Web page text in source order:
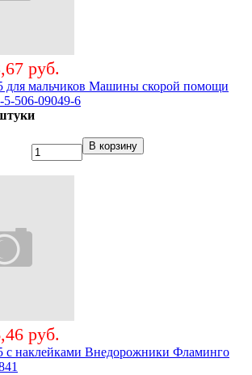
руб.
для мальчиков Машины скорой помощи
5-506-09049-6
В корзину
руб.
с наклейками Внедорожники Фламинго